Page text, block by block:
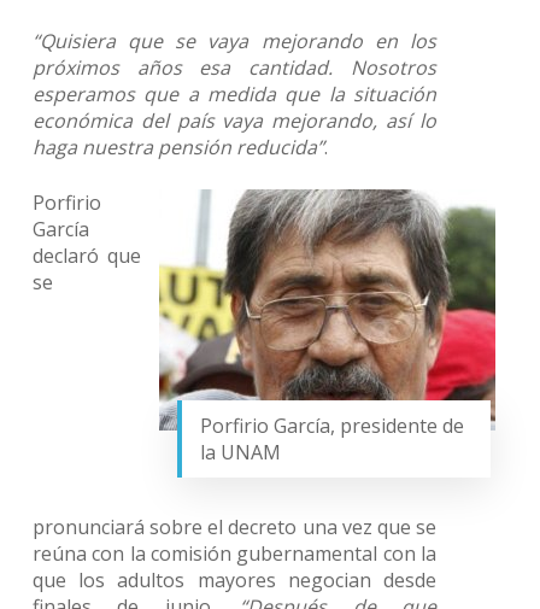
“Quisiera que se vaya mejorando en los
próximos años esa cantidad. Nosotros
esperamos que a medida que la situación
económica del país vaya mejorando, así lo
haga nuestra pensión reducida”.
Porfirio García, presidente de
la UNAM
Porfirio
García
declaró que
se
pronunciará sobre el decreto una vez que se
reúna con la comisión gubernamental con la
que los adultos mayores negocian desde